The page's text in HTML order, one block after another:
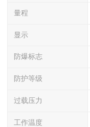
量程
显示
防爆标志
防护等级
过载压力
工作温度